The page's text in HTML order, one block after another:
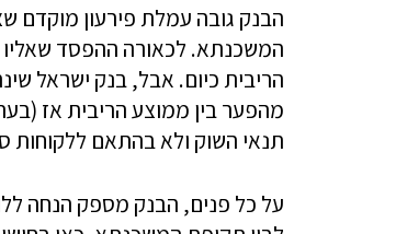
הבנק גובה עמלת פירעון מוקדם
המשכנתא. לכאורה ההפסד שאליו
הריבית כיום. אבל, בנק ישראל
מהפער בין ממוצע הריבית אז
תנאי השוק ולא בהתאם ללקוחות
על כל פנים, הבנק מספק הנחה